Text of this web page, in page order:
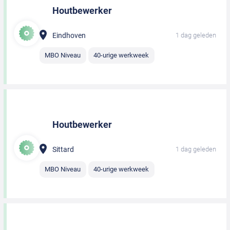
Houtbewerker
Eindhoven 1 dag geleden
MBO Niveau 40-urige werkweek
Houtbewerker
Sittard 1 dag geleden
MBO Niveau 40-urige werkweek